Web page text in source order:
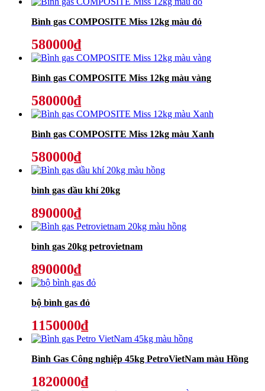
Bình gas COMPOSITE Miss 12kg màu đỏ
580000₫
Bình gas COMPOSITE Miss 12kg màu vàng
580000₫
Bình gas COMPOSITE Miss 12kg màu Xanh
580000₫
bình gas dầu khí 20kg
890000₫
bình gas 20kg petrovietnam
890000₫
bộ bình gas đỏ
1150000₫
Bình Gas Công nghiệp 45kg PetroVietNam màu Hồng
1820000₫